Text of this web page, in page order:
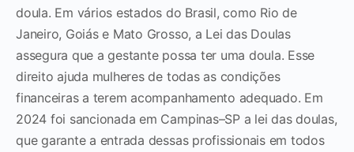
doula. Em vários estados do Brasil, como Rio de
Janeiro, Goiás e Mato Grosso, a Lei das Doulas
assegura que a gestante possa ter uma doula. Esse
direito ajuda mulheres de todas as condições
financeiras a terem acompanhamento adequado. Em
2024 foi sancionada em Campinas–SP a lei das doulas,
que garante a entrada dessas profissionais em todos